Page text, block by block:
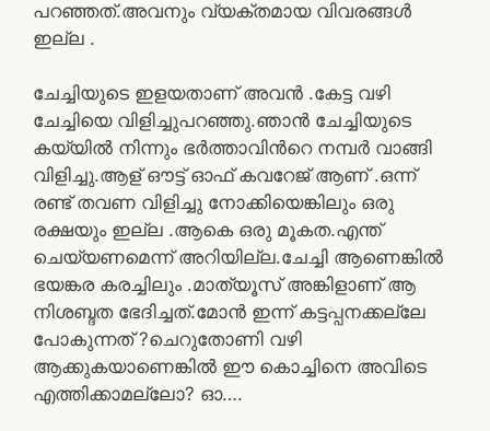
പറഞ്ഞത്.അവനും വ്യക്തമായ വിവരങ്ങൾ
ഇല്ല .
ചേച്ചിയുടെ ഇളയതാണ് അവൻ .കേട്ട വഴി
ചേച്ചിയെ വിളിച്ചുപറഞ്ഞു.ഞാൻ ചേച്ചിയുടെ
കയ്യിൽ നിന്നും ഭർത്താവിൻറെ നമ്പർ വാങ്ങി
വിളിച്ചു.ആള് ഔട്ട് ഓഫ് കവറേജ് ആണ് .ഒന്ന്
രണ്ട് തവണ വിളിച്ചു നോക്കിയെങ്കിലും ഒരു
രക്ഷയും ഇല്ല .ആകെ ഒരു മൂകത.എന്ത്
ചെയ്യണമെന്ന് അറിയില്ല.ചേച്ചി ആണെങ്കിൽ
ഭയങ്കര കരച്ചിലും .മാത്യൂസ് അങ്കിളാണ് ആ
നിശബ്ദത ഭേദിച്ചത്.മോൻ ഇന്ന് കട്ടപ്പനക്കല്ലേ
പോകുന്നത് ?ചെറുതോണി വഴി
ആക്കുകയാണെങ്കിൽ ഈ കൊച്ചിനെ അവിടെ
എത്തിക്കാമല്ലോ? ഓ….